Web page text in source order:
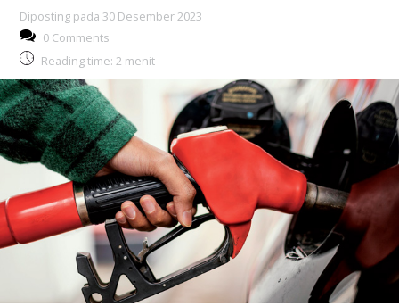
Diposting pada 30 Desember 2023
0 Comments
Reading time: 2 menit